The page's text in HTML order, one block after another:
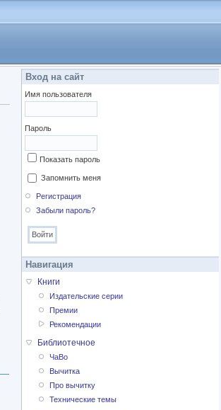
Вход на сайт
Имя пользователя
Пароль
Показать пароль
Запомнить меня
Регистрация
Забыли пароль?
Навигация
Книги
Издательские серии
Премии
Рекомендации
Библиотечное
ЧаВо
Вычитка
Про вычитку
Технические темы